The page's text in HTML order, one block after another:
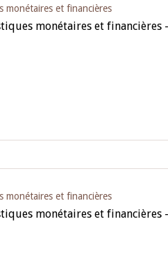
monétaires et financières
monétaires et financières
monétaires et financières
monétaires et financières